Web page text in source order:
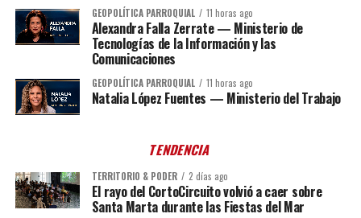
GEOPOLÍTICA PARROQUIAL 11 horas ago
Alexandra Falla Zerrate — Ministerio de
Tecnologías de la Información y las
Comunicaciones
GEOPOLÍTICA PARROQUIAL 11 horas ago
Natalia López Fuentes — Ministerio del Trabajo
TENDENCIA
TERRITORIO & PODER 2 días ago
El rayo del CortoCircuito volvió a caer sobre
Santa Marta durante las Fiestas del Mar